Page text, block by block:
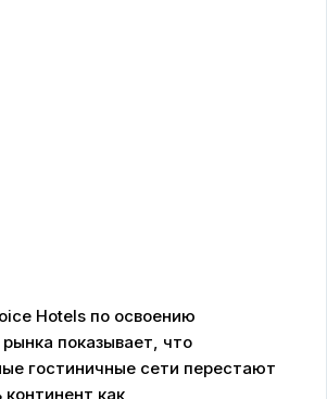
Hotels по освоению
показывает, что
гостиничные сети перестают
как